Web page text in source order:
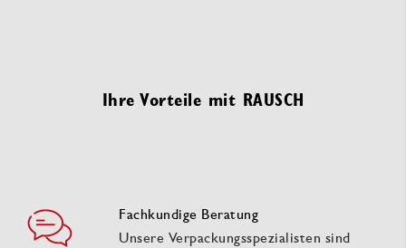
Ihre Vorteile mit RAUSCH
Fachkundige Beratung
Unsere Verpackungsspezialisten sind